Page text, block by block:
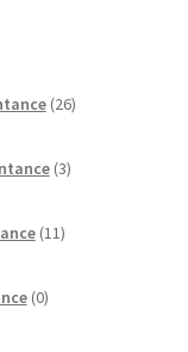
26izdelkov
3izdelki
11izdelkov
0izdelkov